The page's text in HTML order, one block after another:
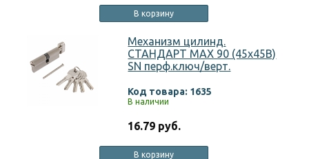
В корзину
Механизм цилинд.
СТАНДАРТ MAX 90 (45х45В)
SN перф.ключ/верт.
Код товара: 1635
В наличии
16.79 руб.
В корзину